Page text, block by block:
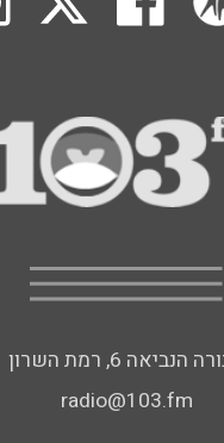
הנביאה 6, רמת השרון
radio@103.fm